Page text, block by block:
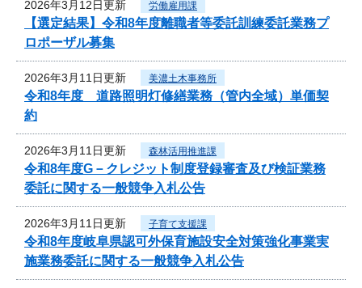
2026年3月12日更新 労働雇用課
【選定結果】令和8年度離職者等委託訓練委託業務プ
ロポーザル募集
2026年3月11日更新 美濃土木事務所
令和8年度 道路照明灯修繕業務（管内全域）単価契
約
2026年3月11日更新 森林活用推進課
令和8年度G－クレジット制度登録審査及び検証業務
委託に関する一般競争入札公告
2026年3月11日更新 子育て支援課
令和8年度岐阜県認可外保育施設安全対策強化事業実
施業務委託に関する一般競争入札公告